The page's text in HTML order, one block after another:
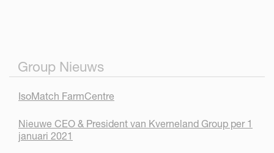
Group Nieuws
IsoMatch FarmCentre
Nieuwe CEO & President van Kverneland Group per 1
januari 2021